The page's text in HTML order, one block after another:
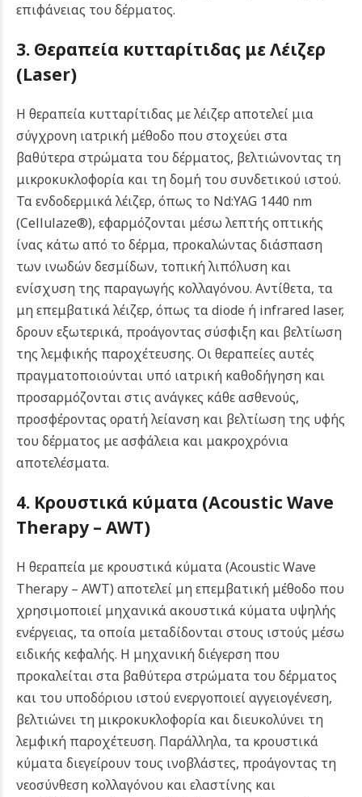
επιφάνειας του δέρματος.
3. Θεραπεία κυτταρίτιδας με Λέιζερ
(Laser)
Η θεραπεία κυτταρίτιδας με λέιζερ αποτελεί μια
σύγχρονη ιατρική μέθοδο που στοχεύει στα
βαθύτερα στρώματα του δέρματος, βελτιώνοντας τη
μικροκυκλοφορία και τη δομή του συνδετικού ιστού.
Τα ενδοδερμικά λέιζερ, όπως το Nd:YAG 1440 nm
(Cellulaze®), εφαρμόζονται μέσω λεπτής οπτικής
ίνας κάτω από το δέρμα, προκαλώντας διάσπαση
των ινωδών δεσμίδων, τοπική λιπόλυση και
ενίσχυση της παραγωγής κολλαγόνου. Αντίθετα, τα
μη επεμβατικά λέιζερ, όπως τα diode ή infrared laser,
δρουν εξωτερικά, προάγοντας σύσφιξη και βελτίωση
της λεμφικής παροχέτευσης. Οι θεραπείες αυτές
πραγματοποιούνται υπό ιατρική καθοδήγηση και
προσαρμόζονται στις ανάγκες κάθε ασθενούς,
προσφέροντας ορατή λείανση και βελτίωση της υφής
του δέρματος με ασφάλεια και μακροχρόνια
αποτελέσματα.
4. Κρουστικά κύματα (Acoustic Wave
Therapy – AWT)
Η θεραπεία με κρουστικά κύματα (Acoustic Wave
Therapy – AWT) αποτελεί μη επεμβατική μέθοδο που
χρησιμοποιεί μηχανικά ακουστικά κύματα υψηλής
ενέργειας, τα οποία μεταδίδονται στους ιστούς μέσω
ειδικής κεφαλής. Η μηχανική διέγερση που
προκαλείται στα βαθύτερα στρώματα του δέρματος
και του υποδόριου ιστού ενεργοποιεί αγγειογένεση,
βελτιώνει τη μικροκυκλοφορία και διευκολύνει τη
λεμφική παροχέτευση. Παράλληλα, τα κρουστικά
κύματα διεγείρουν τους ινοβλάστες, προάγοντας τη
νεοσύνθεση κολλαγόνου και ελαστίνης και